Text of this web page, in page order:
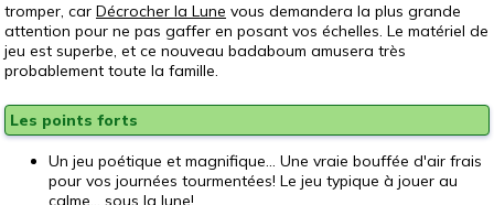
tromper, car Décrocher la Lune vous demandera la plus grande
attention pour ne pas gaffer en posant vos échelles. Le matériel de
jeu est superbe, et ce nouveau badaboum amusera très
probablement toute la famille.
Les points forts
Un jeu poétique et magnifique... Une vraie bouffée d'air frais
pour vos journées tourmentées! Le jeu typique à jouer au
calme... sous la lune!